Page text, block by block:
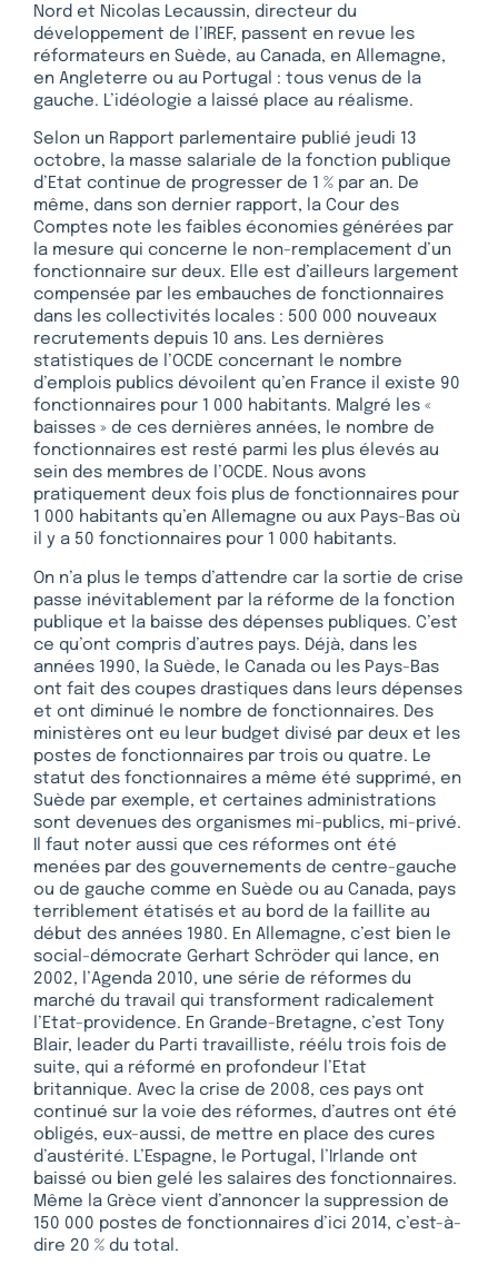
Nord et Nicolas Lecaussin, directeur du
développement de l’IREF, passent en revue les
réformateurs en Suède, au Canada, en Allemagne,
en Angleterre ou au Portugal : tous venus de la
gauche. L’idéologie a laissé place au réalisme.
Selon un Rapport parlementaire publié jeudi 13
octobre, la masse salariale de la fonction publique
d’Etat continue de progresser de 1 % par an. De
même, dans son dernier rapport, la Cour des
Comptes note les faibles économies générées par
la mesure qui concerne le non-remplacement d’un
fonctionnaire sur deux. Elle est d’ailleurs largement
compensée par les embauches de fonctionnaires
dans les collectivités locales : 500 000 nouveaux
recrutements depuis 10 ans. Les dernières
statistiques de l’OCDE concernant le nombre
d’emplois publics dévoilent qu’en France il existe 90
fonctionnaires pour 1 000 habitants. Malgré les «
baisses » de ces dernières années, le nombre de
fonctionnaires est resté parmi les plus élevés au
sein des membres de l’OCDE. Nous avons
pratiquement deux fois plus de fonctionnaires pour
1 000 habitants qu’en Allemagne ou aux Pays-Bas où
il y a 50 fonctionnaires pour 1 000 habitants.
On n’a plus le temps d’attendre car la sortie de crise
passe inévitablement par la réforme de la fonction
publique et la baisse des dépenses publiques. C’est
ce qu’ont compris d’autres pays. Déjà, dans les
années 1990, la Suède, le Canada ou les Pays-Bas
ont fait des coupes drastiques dans leurs dépenses
et ont diminué le nombre de fonctionnaires. Des
ministères ont eu leur budget divisé par deux et les
postes de fonctionnaires par trois ou quatre. Le
statut des fonctionnaires a même été supprimé, en
Suède par exemple, et certaines administrations
sont devenues des organismes mi-publics, mi-privé.
Il faut noter aussi que ces réformes ont été
menées par des gouvernements de centre-gauche
ou de gauche comme en Suède ou au Canada, pays
terriblement étatisés et au bord de la faillite au
début des années 1980. En Allemagne, c’est bien le
social-démocrate Gerhart Schröder qui lance, en
2002, l’Agenda 2010, une série de réformes du
marché du travail qui transforment radicalement
l’Etat-providence. En Grande-Bretagne, c’est Tony
Blair, leader du Parti travailliste, réélu trois fois de
suite, qui a réformé en profondeur l’Etat
britannique. Avec la crise de 2008, ces pays ont
continué sur la voie des réformes, d’autres ont été
obligés, eux-aussi, de mettre en place des cures
d’austérité. L’Espagne, le Portugal, l’Irlande ont
baissé ou bien gelé les salaires des fonctionnaires.
Même la Grèce vient d’annoncer la suppression de
150 000 postes de fonctionnaires d’ici 2014, c’est-à-
dire 20 % du total.